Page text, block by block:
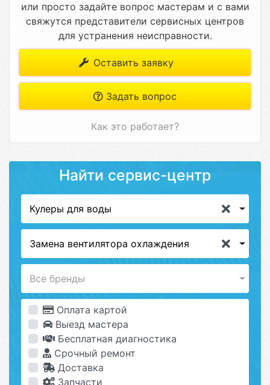
или просто задайте вопрос мастерам и с вами
свяжутся представители сервисных центров
для устранения неисправности.
Оставить заявку
Задать вопрос
Как это работает?
Найти сервис-центр
Кулеры для воды
Замена вентилятора охлаждения
Все бренды
Оплата картой
Выезд мастера
Бесплатная диагностика
Срочный ремонт
Доставка
Запчасти